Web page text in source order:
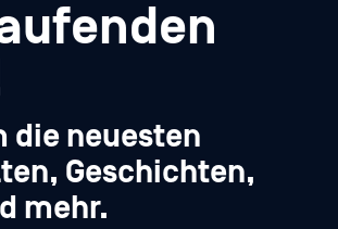
die neuesten
Geschichten,
mehr.